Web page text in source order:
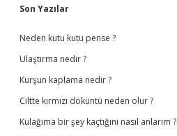
Sidebar
Son Yazılar
Neden kutu kutu pense ?
Ulaştırma nedir ?
Kurşun kaplama nedir ?
Ciltte kırmızı döküntü neden olur ?
Kulağıma bir şey kaçtığını nasıl anlarım ?